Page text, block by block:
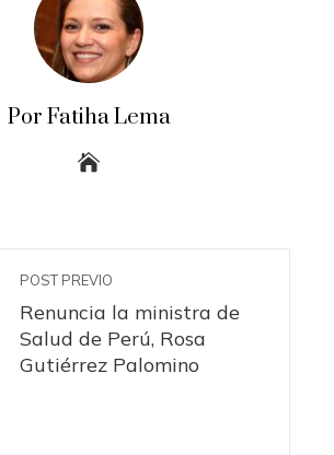
Por Fatiha Lema
POST PREVIO
Renuncia la ministra de
Salud de Perú, Rosa
Gutiérrez Palomino